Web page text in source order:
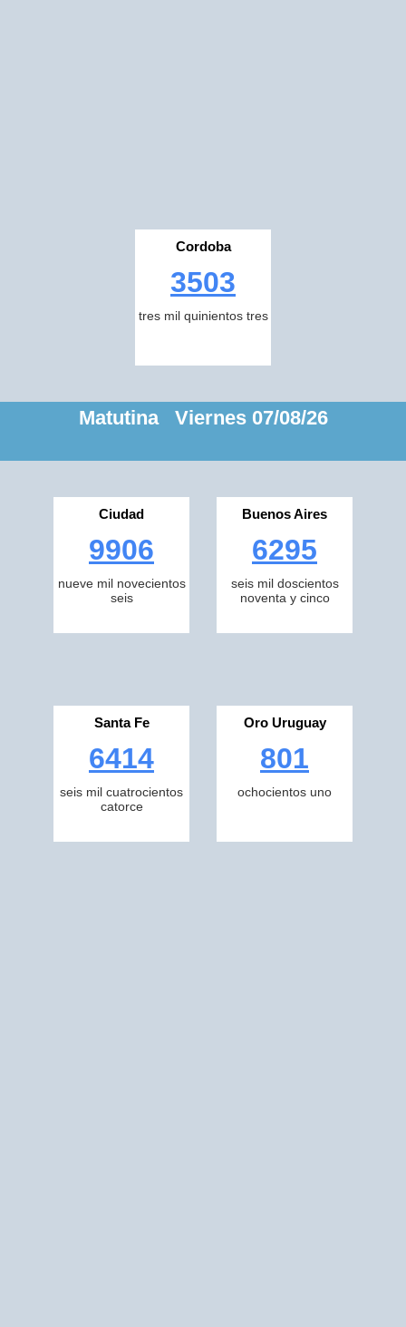
Cordoba
3503
tres mil quinientos tres
Matutina Viernes 07/08/26
Ciudad
9906
nueve mil novecientos
seis
Buenos Aires
6295
seis mil doscientos
noventa y cinco
Santa Fe
6414
seis mil cuatrocientos
catorce
Oro Uruguay
801
ochocientos uno